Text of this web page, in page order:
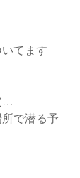
てます
…
で潜る予